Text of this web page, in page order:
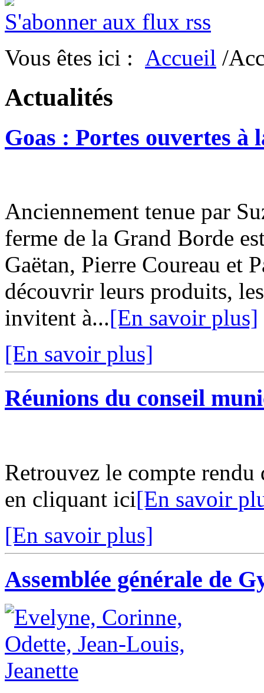
S'abonner aux flux rss
Vous êtes ici : Accueil /
Actualités
Goas : Portes ouvertes
Anciennement tenue par
ferme de la Grand Borde
Gaëtan, Pierre Coureau et
découvrir leurs produits,
invitent à...[En savoir plus]
[En savoir plus]
Réunions du conseil
Retrouvez le compte
en cliquant ici[En savoir
[En savoir plus]
Assemblée générale de